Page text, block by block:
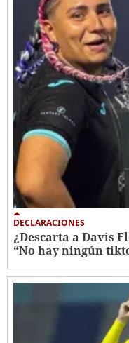
DECLARACIONES
¿Descarta a Davis
“No hay ningún